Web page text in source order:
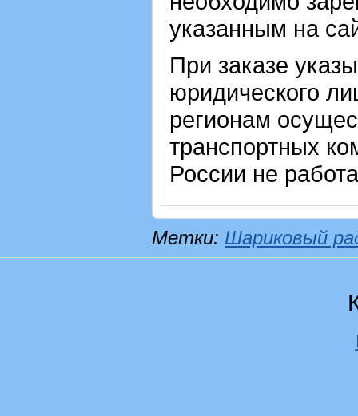
указанным на
При заказе
юридического
регионам
транспортных
России не
Метки: Шариковый